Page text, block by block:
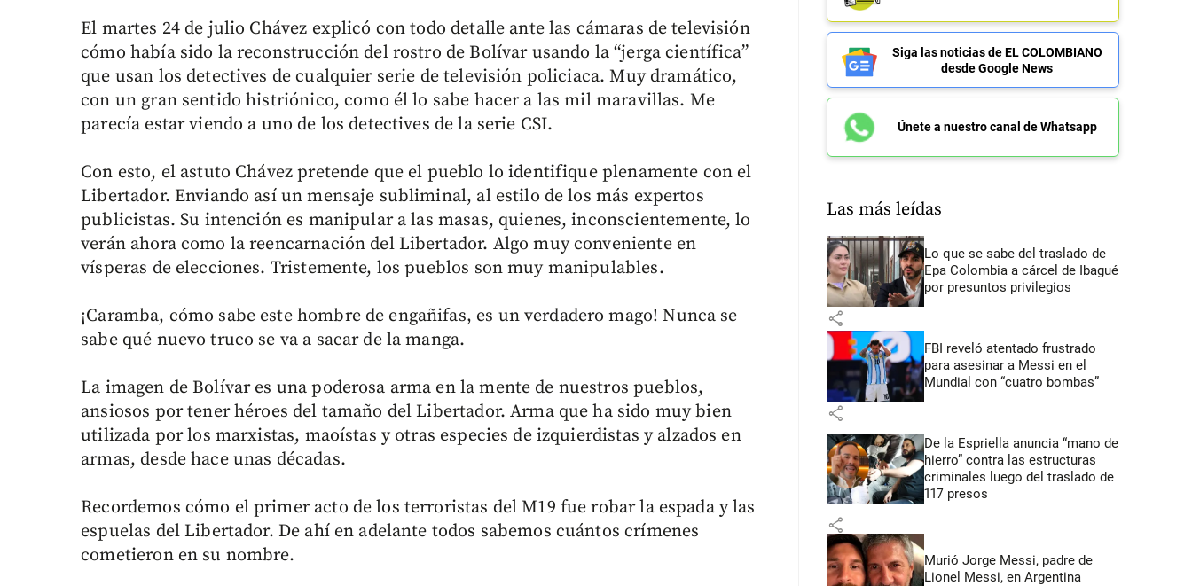
El martes 24 de julio Chávez explicó con todo detalle ante las cámaras de televisión
cómo había sido la reconstrucción del rostro de Bolívar usando la “jerga científica”
que usan los detectives de cualquier serie de televisión policiaca. Muy dramático,
con un gran sentido histriónico, como él lo sabe hacer a las mil maravillas. Me
parecía estar viendo a uno de los detectives de la serie CSI.
Con esto, el astuto Chávez pretende que el pueblo lo identifique plenamente con el
Libertador. Enviando así un mensaje subliminal, al estilo de los más expertos
publicistas. Su intención es manipular a las masas, quienes, inconscientemente, lo
verán ahora como la reencarnación del Libertador. Algo muy conveniente en
vísperas de elecciones. Tristemente, los pueblos son muy manipulables.
¡Caramba, cómo sabe este hombre de engañifas, es un verdadero mago! Nunca se
sabe qué nuevo truco se va a sacar de la manga.
La imagen de Bolívar es una poderosa arma en la mente de nuestros pueblos,
ansiosos por tener héroes del tamaño del Libertador. Arma que ha sido muy bien
utilizada por los marxistas, maoístas y otras especies de izquierdistas y alzados en
armas, desde hace unas décadas.
Recordemos cómo el primer acto de los terroristas del M19 fue robar la espada y las
espuelas del Libertador. De ahí en adelante todos sabemos cuántos crímenes
cometieron en su nombre.
Siga las noticias de EL COLOMBIANO
desde Google News
Únete a nuestro canal de Whatsapp
Las más leídas
Lo que se sabe del traslado de
Epa Colombia a cárcel de Ibagué
por presuntos privilegios
share
FBI reveló atentado frustrado
para asesinar a Messi en el
Mundial con “cuatro bombas”
share
De la Espriella anuncia “mano de
hierro” contra las estructuras
criminales luego del traslado de
117 presos
share
Murió Jorge Messi, padre de
Lionel Messi, en Argentina